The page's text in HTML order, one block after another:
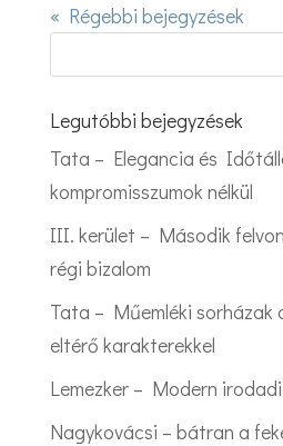
« Régebbi bejegyzések
Legutóbbi bejegyzések
Tata – Elegancia és
kompromisszumok nélkül
III. kerület – Második
régi bizalom
Tata – Műemléki sorházak
eltérő karakterekkel
Lemezker – Modern
Nagykovácsi – bátran a